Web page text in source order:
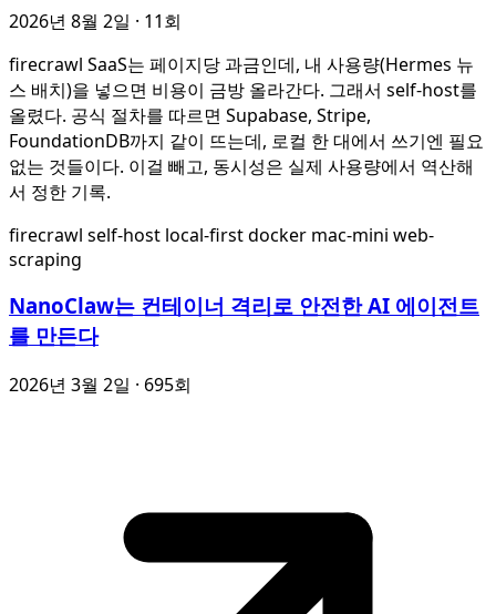
2026년 8월 2일 · 11회
firecrawl SaaS는 페이지당 과금인데, 내 사용량(Hermes 뉴
스 배치)을 넣으면 비용이 금방 올라간다. 그래서 self-host를
올렸다. 공식 절차를 따르면 Supabase, Stripe,
FoundationDB까지 같이 뜨는데, 로컬 한 대에서 쓰기엔 필요
없는 것들이다. 이걸 빼고, 동시성은 실제 사용량에서 역산해
서 정한 기록.
firecrawl self-host local-firstdocker mac-mini web-
scraping
NanoClaw는 컨테이너 격리로 안전한 AI 에이전트
를 만든다
2026년 3월 2일 · 695회